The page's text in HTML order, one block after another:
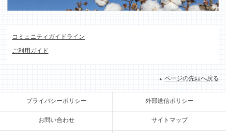
コミュニティガイドライン
ご利用ガイド
ページの先頭へ戻る
プライバシーポリシー 外部送信ポリシー
お問い合わせ サイトマップ